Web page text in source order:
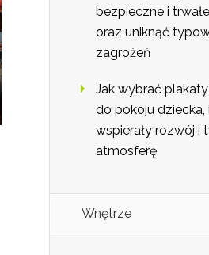
bezpieczne i
oraz uniknąć
zagrożeń
Jak wybrać
do pokoju dziecka,
wspierały rozwój i
atmosferę
Wnętrze